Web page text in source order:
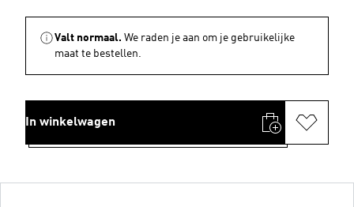
Valt normaal. We raden je aan om je gebruikelijke
maat te bestellen.
In winkelwagen